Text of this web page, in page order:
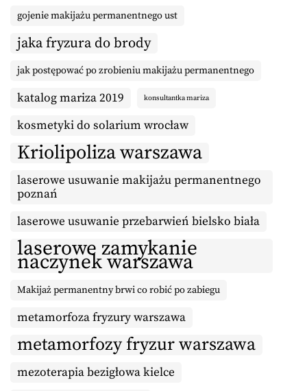
gojenie makijażu permanentnego ust
jaka fryzura do brody
jak postępować po zrobieniu makijażu permanentnego
katalog mariza 2019 konsultantka mariza
kosmetyki do solarium wrocław
Kriolipoliza warszawa
laserowe usuwanie makijażu permanentnego
poznań
laserowe usuwanie przebarwień bielsko biała
laserowe zamykanie
naczynek warszawa
Makijaż permanentny brwi co robić po zabiegu
metamorfoza fryzury warszawa
metamorfozy fryzur warszawa
mezoterapia bezigłowa kielce